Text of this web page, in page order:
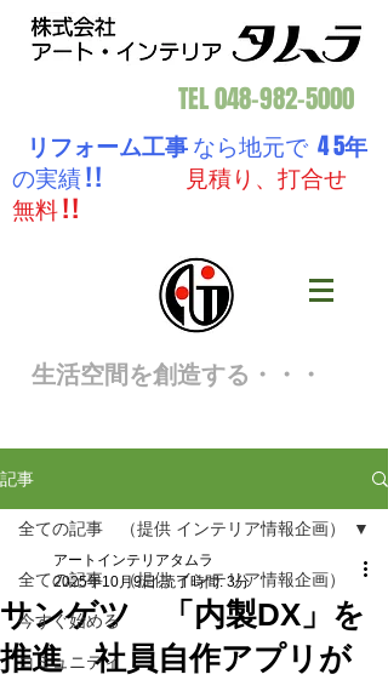
TEL048-982-5000
リフォーム工事なら地元で 4 5年
の実績 ! !
見積り、打合せ
無料 ! !
生活空間を創造する・・・
記事
全ての記事 （提供 インテリア情報企画）
今すぐ始める
コミュニティ
全ての記事 （提供 インテリア情報企画）
サンゲツ 「内製DX」を
推進 社員自作アプリが
アートインテリアタムラ
2025年10月9日 読了時間: 3分